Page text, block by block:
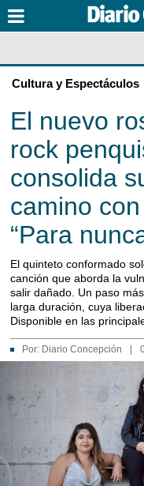
Cultura y Espectáculos
El nuevo
rock
consolida
camino
“Para
El quinteto conformado
canción que aborda la
salir dañado. Un paso
larga duración, cuya
Disponible en las
Por: Diario Concepción